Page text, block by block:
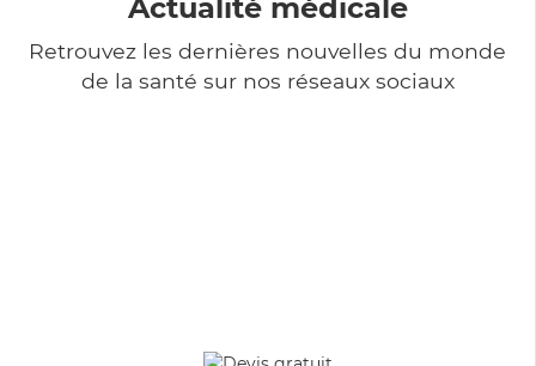
Actualité médicale
Retrouvez les dernières nouvelles du monde
de la santé sur nos réseaux sociaux